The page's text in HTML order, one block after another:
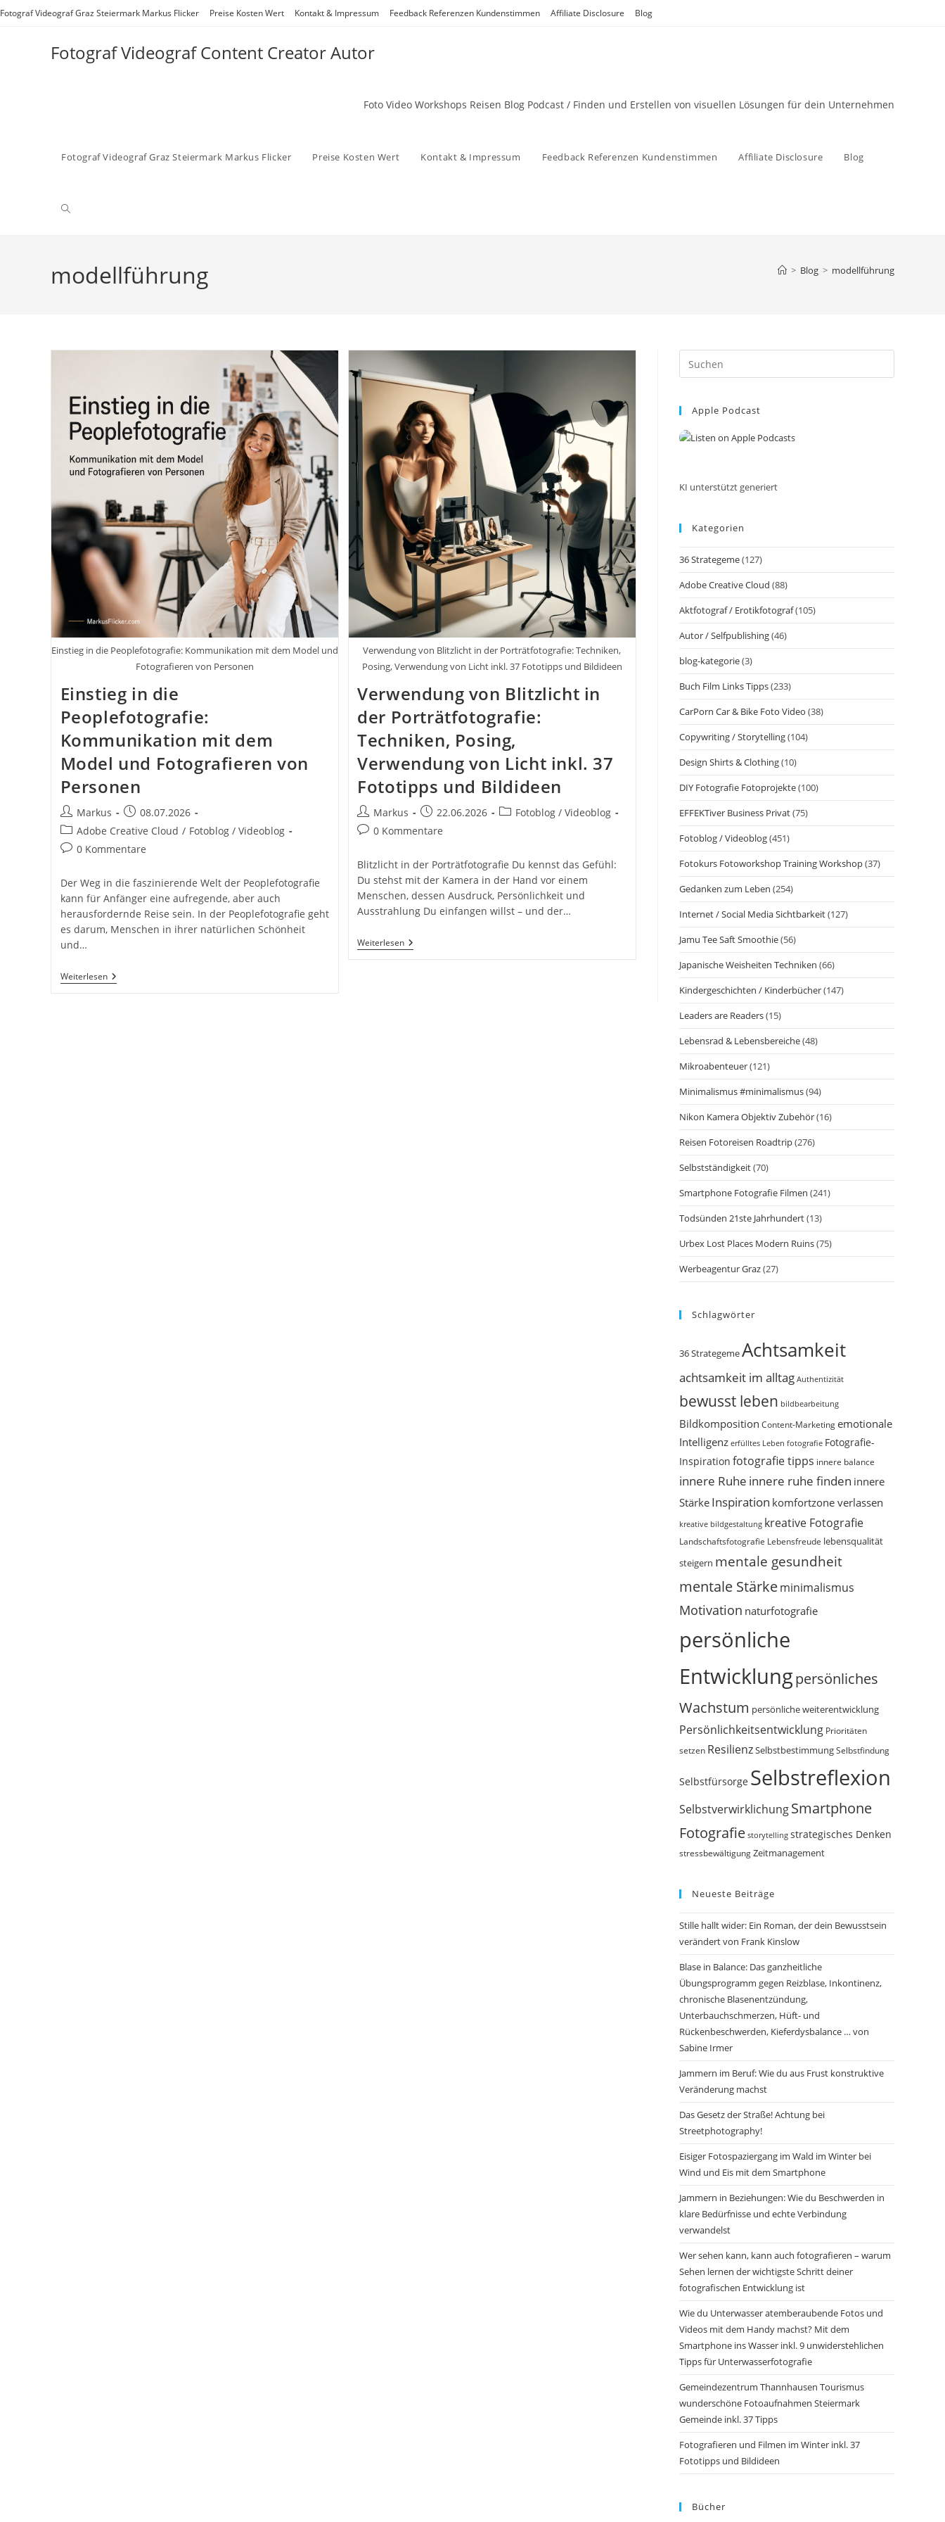
Zum
Fotograf Videograf Graz Steiermark Markus Flicker Preise Kosten Wert Kontakt & Impressum Feedback Referenzen Kundenstimmen Affiliate Disclosure Blog
Fotograf Videograf Content Creator Autor
Foto Video Workshops Reisen Blog Podcast / Finden und Erstellen von visuellen Lösungen für dein Unternehmen
Fotograf Videograf Graz Steiermark Markus Flicker Preise Kosten Wert Kontakt & Impressum Feedback Referenzen Kundenstimmen Affiliate Disclosure Blog
Website-
modellführung > Blog > modellführung
Einstieg in die Peoplefotografie: Kommunikation mit dem Model und
Fotografieren von Personen
Einstieg in die
Peoplefotografie:
Kommunikation mit dem
Model und Fotografieren von
Personen
Beitrags-
Autor:
Markus
Beitrag
veröffentlicht:
08.07.2026
Beitrags-
Kategorie:
Adobe Creative Cloud / Fotoblog / Videoblog
Beitrags-
0 Kommentare
Der Weg in die faszinierende Welt der Peoplefotografie
kann für Anfänger eine aufregende, aber auch
herausfordernde Reise sein. In der Peoplefotografie geht
es darum, Menschen in ihrer natürlichen Schönheit
und…
WeiterlesenEinstieg
In
Verwendung von Blitzlicht in der Porträtfotografie: Techniken,
Posing, Verwendung von Licht inkl. 37 Fototipps und Bildideen
Verwendung von Blitzlicht in
der Porträtfotografie:
Techniken, Posing,
Verwendung von Licht inkl. 37
Fototipps und Bildideen
Beitrags-
Autor:
Markus
Beitrag
veröffentlicht:
22.06.2026
Beitrags-
Fotoblog / Videoblog
Beitrags-
0 Kommentare
Blitzlicht in der Porträtfotografie Du kennst das Gefühl:
Du stehst mit der Kamera in der Hand vor einem
Menschen, dessen Ausdruck, Persönlichkeit und
Ausstrahlung Du einfangen willst – und der…
WeiterlesenVerwendung
Von
Escape
Apple Podcast
KI unterstützt generiert
Kategorien
36 Strategeme(127)
Adobe Creative Cloud (88)
Aktfotograf / Erotikfotograf(105)
Autor / Selfpublishing(46)
blog-kategorie(3)
Buch Film Links Tipps(233)
CarPorn Car & Bike Foto Video (38)
Copywriting / Storytelling(104)
Design Shirts & Clothing(10)
DIY Fotografie Fotoprojekte(100)
EFFEKTiver Business Privat(75)
Fotoblog / Videoblog(451)
Fotokurs Fotoworkshop Training Workshop(37)
Gedanken zum Leben (254)
Internet / Social Media Sichtbarkeit(127)
Jamu Tee Saft Smoothie(56)
Japanische Weisheiten Techniken (66)
Kindergeschichten / Kinderbücher(147)
Leaders are Readers(15)
Lebensrad & Lebensbereiche(48)
Mikroabenteuer(121)
Minimalismus #minimalismus(94)
Nikon Kamera Objektiv Zubehör(16)
Reisen Fotoreisen Roadtrip(276)
Selbstständigkeit(70)
Smartphone Fotografie Filmen (241)
Todsünden 21ste Jahrhundert(13)
Urbex Lost Places Modern Ruins(75)
Werbeagentur Graz(27)
Schlagwörter
36 StrategemeAchtsamkeit
achtsamkeit im alltag Authentizität
bewusst leben bildbearbeitung
Bildkomposition Content-Marketingemotionale
Intelligenz erfülltes Leben fotografie Fotografie-
Inspiration fotografie tipps innere balance
innere Ruhe innere ruhe finden innere
Stärke Inspiration komfortzone verlassen
kreative bildgestaltung kreative Fotografie
Landschaftsfotografie Lebensfreude lebensqualität
steigern mentale gesundheit
mentale Stärkeminimalismus
Motivation naturfotografie
persönliche
Entwicklungpersönliches
Wachstum persönliche weiterentwicklung
Persönlichkeitsentwicklung Prioritäten
setzen ResilienzSelbstbestimmungSelbstfindung
Selbstfürsorge Selbstreflexion
SelbstverwirklichungSmartphone
Fotografie storytelling strategisches Denken
stressbewältigung Zeitmanagement
Neueste Beiträge
Stille hallt wider: Ein Roman, der dein Bewusstsein
verändert von Frank Kinslow
Blase in Balance: Das ganzheitliche
Übungsprogramm gegen Reizblase, Inkontinenz,
chronische Blasenentzündung,
Unterbauchschmerzen, Hüft- und
Rückenbeschwerden, Kieferdysbalance … von
Sabine Irmer
Jammern im Beruf: Wie du aus Frust konstruktive
Veränderung machst
Das Gesetz der Straße! Achtung bei
Streetphotography!
Eisiger Fotospaziergang im Wald im Winter bei
Wind und Eis mit dem Smartphone
Jammern in Beziehungen: Wie du Beschwerden in
klare Bedürfnisse und echte Verbindung
verwandelst
Wer sehen kann, kann auch fotografieren – warum
Sehen lernen der wichtigste Schritt deiner
fotografischen Entwicklung ist
Wie du Unterwasser atemberaubende Fotos und
Videos mit dem Handy machst? Mit dem
Smartphone ins Wasser inkl. 9 unwiderstehlichen
Tipps für Unterwasserfotografie
Gemeindezentrum Thannhausen Tourismus
wunderschöne Fotoaufnahmen Steiermark
Gemeinde inkl. 37 Tipps
Fotografieren und Filmen im Winter inkl. 37
Fototipps und Bildideen
Bücher